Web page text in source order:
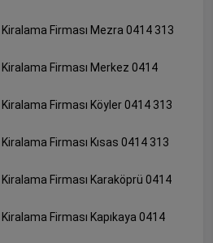
Firması Mezra 0414 313
Firması Merkez 0414
Firması Köyler 0414 313
Firması Kısas 0414 313
Firması Karaköprü 0414
Firması Kapıkaya 0414